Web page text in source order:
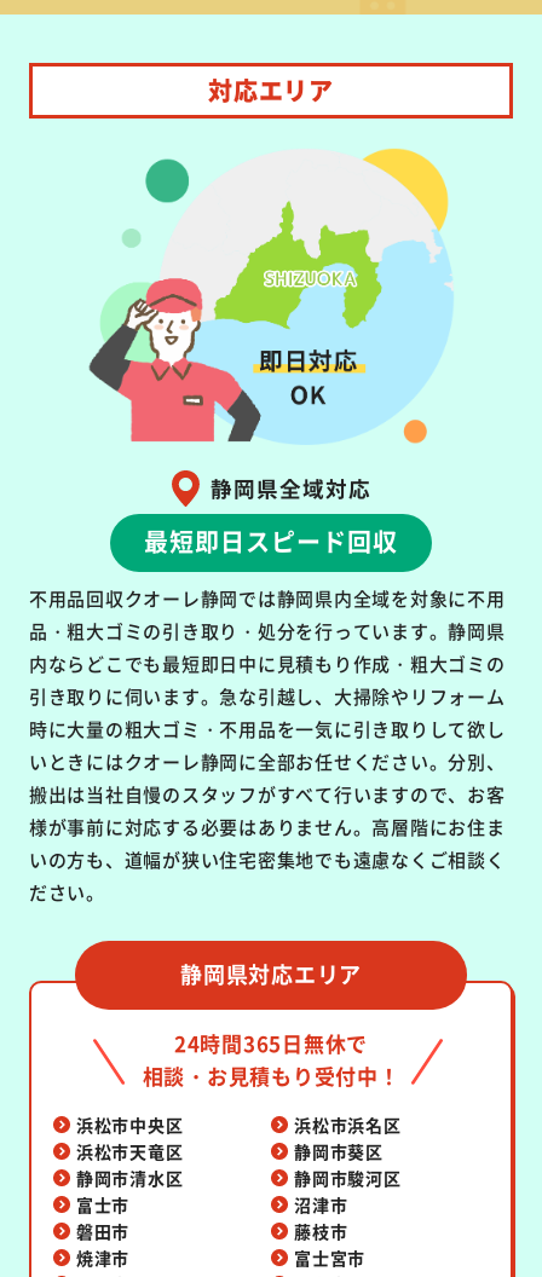
対応エリア
静岡県全域対応
最短即日スピード回収
不用品回収クオーレ静岡では静岡県内全域を対象に不用
品・粗大ゴミの引き取り・処分を行っています。静岡県
内ならどこでも最短即日中に見積もり作成・粗大ゴミの
引き取りに伺います。急な引越し、大掃除やリフォーム
時に大量の粗大ゴミ・不用品を一気に引き取りして欲し
いときにはクオーレ静岡に全部お任せください。分別、
搬出は当社自慢のスタッフがすべて行いますので、お客
様が事前に対応する必要はありません。高層階にお住ま
いの方も、道幅が狭い住宅密集地でも遠慮なくご相談く
ださい。
静岡県対応エリア
24時間365日無休で
相談・お見積もり受付中！
浜松市中央区
浜松市浜名区
浜松市天竜区
静岡市葵区
静岡市清水区
静岡市駿河区
富士市
沼津市
磐田市
藤枝市
焼津市
富士宮市